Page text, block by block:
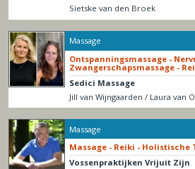
Sietske van den Broek
Massage
Ontspanningsmassage -
Zwangerschapsmassage -
Sedici Massage
Jill van Wijngaarden / Laura van
Massage
Massage - Reiki - Holistische
Vossenpraktijken Vrijuit Zijn